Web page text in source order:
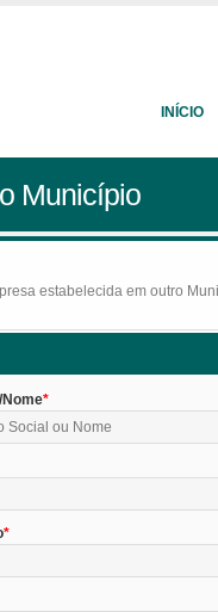
INÍCIO
Município
estabelecida em outro
Nome